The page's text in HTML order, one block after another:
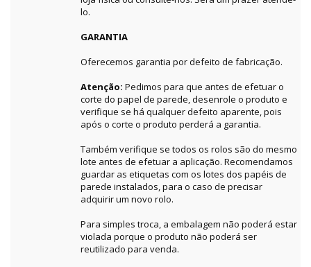
lo.
GARANTIA
Oferecemos garantia por defeito de fabricação.
Atenção: Pedimos para que antes de efetuar o
corte do papel de parede, desenrole o produto e
verifique se há qualquer defeito aparente, pois
após o corte o produto perderá a garantia.
Também verifique se todos os rolos são do mesmo
lote antes de efetuar a aplicação. Recomendamos
guardar as etiquetas com os lotes dos papéis de
parede instalados, para o caso de precisar
adquirir um novo rolo.
Para simples troca, a embalagem não poderá estar
violada porque o produto não poderá ser
reutilizado para venda.